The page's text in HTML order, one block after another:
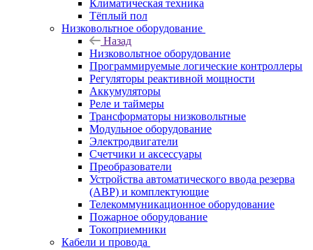
Климатическая техника
Тёплый пол
Низковольтное оборудование
Назад
Низковольтное оборудование
Программируемые логические контроллеры
Регуляторы реактивной мощности
Аккумуляторы
Реле и таймеры
Трансформаторы низковольтные
Модульное оборудование
Электродвигатели
Счетчики и аксессуары
Преобразователи
Устройства автоматического ввода резерва
(АВР) и комплектующие
Телекоммуникационное оборудование
Пожарное оборудование
Токоприемники
Кабели и провода